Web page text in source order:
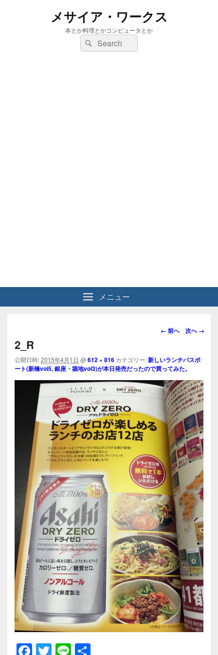
メサイア・ワークス
本とか料理とかコンピュータとか
検
索:
検
索
メニュー
画
ビ
ゲ
ー
シ
ョ
ン
← 前へ 次へ →
2_R
公開日時:2015年4月1日 @612 × 816 カテゴリー:新しいランチパスポ
ート(新橋vol5, 銀座・築地vol3)が本日発売だったので買ってみた。